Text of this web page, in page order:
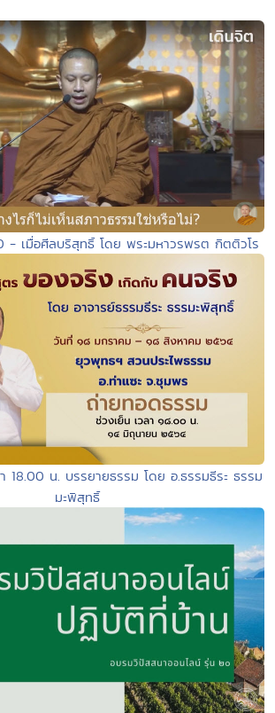
- เมื่อศีลบริสุทธิ์ โดย พระมหาวรพรต กิตติวโร
18.00 น. บรรยายธรรม โดย อ.ธรรมธีระ ธรรม
มะพิสุทธิ์